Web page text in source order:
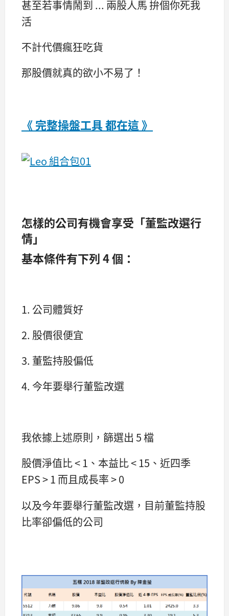
甚至若事情鬧到 ... 兩股人馬 拚個你死我
活
不計代價瘋狂吃貨
那股價就真的欲小不易了！
《 完整操盤工具 都在這 》
怎樣的公司有機會享受「董監改選行
情」
基本條件有下列 4 個：
1. 公司體質好
2. 股價很便宜
3. 董監持股偏低
4. 今年要舉行董監改選
我依據上述原則，篩選出 5 檔
股價淨值比 < 1、本益比 < 15、近四季
EPS > 1 而且成長率 > 0
以及今年要舉行董監改選，目前董監持股
比率卻偏低的公司